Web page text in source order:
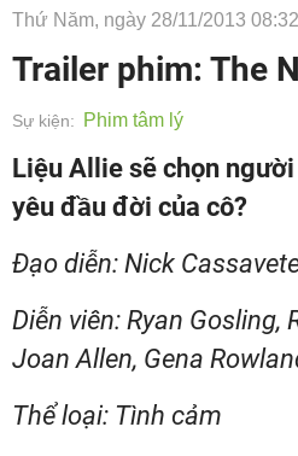
Thứ Năm, ngày 28/11/2013
Trailer phim: The
Sự kiện: Phim tâm lý
Liệu Allie sẽ chọn
yêu đầu đời của cô?
Đạo diễn: Nick
Diễn viên: Ryan Gosling,
Joan Allen, Gena
Thể loại: Tình cảm